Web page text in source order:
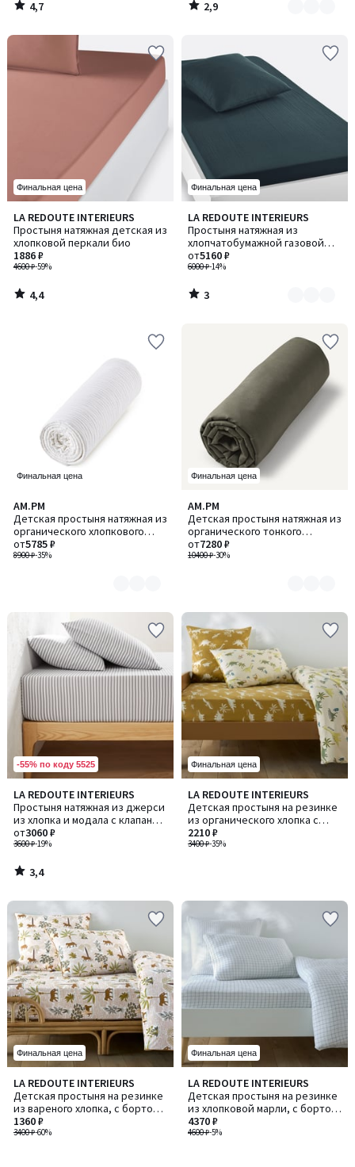
4,7
/
2,9
/
Финальная цена
LA REDOUTE INTERIEURS
Простыня натяжная детская из
хлопковой перкали био
4600 ₽-59%
1886 ₽
4,4
/ 5
4,4
/
Финальная цена
LA REDOUTE INTERIEURS
Простыня натяжная из
хлопчатобумажной газовой
6000 ₽-14%
от5160 ₽
3
/
5
Количество
цветов:
2
3
/
Финальная цена
AM.PM
Детская простыня натяжная из
органического хлопкового
газа, Yafa / Яфа
8900 ₽-35%
от5785 ₽
Количество
цветов:
3
Финальная цена
AM.PM
Детская простыня натяжная из
органического тонкого
хлопчатобумажного полотна,
Gypse / Джипс
10400 ₽-30%
от7280 ₽
Количество
цветов:
2
-55% по коду 5525
LA REDOUTE INTERIEURS
Простыня натяжная из джерси
из хлопка и модала с клапаном
30 см Dolsi / Долси
3600 ₽-19%
от3060 ₽
3,4
/ 5
3,4
/
Финальная цена
LA REDOUTE INTERIEURS
Детская простыня на резинке
из органического хлопка с
принтом «динозавры», ALNIS /
АЛНИС
3400 ₽-35%
2210 ₽
Финальная цена
LA REDOUTE INTERIEURS
Детская простыня на резинке
из вареного хлопка, с бортом
25 см, с принтом джунглей,
WILA / ВИЛА
3400 ₽-60%
1360 ₽
Финальная цена
LA REDOUTE INTERIEURS
Детская простыня на резинке
из хлопковой марли, с бортом
30 см, COTTO / КОТТО
4600 ₽-5%
4370 ₽